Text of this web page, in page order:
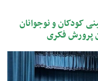
کودکان و نوجوانان
پرورش فکری